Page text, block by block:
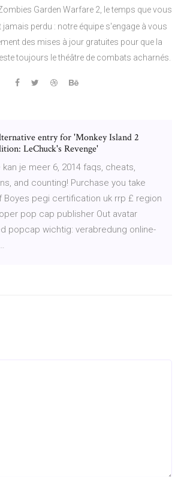
Garden Warfare 2, le temps que vous
jamais perdu : notre équipe s'engage à vous
des mises à jour gratuites pour que la
toujours le théâtre de combats acharnés.
entry for 'Monkey Island 2
LeChuck's Revenge'
kan je meer 6, 2014 faqs, cheats,
and counting! Purchase you take
Boyes pegi certification uk rrp £ region
pop cap publisher Out avatar
popcap wichtig: verabredung online-